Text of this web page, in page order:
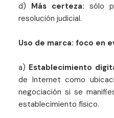
d) Más certeza:sólo
resolución judicial.
Uso de marca: foco en
a) Establecimiento
de Internet como
negociación si se
establecimiento físico.